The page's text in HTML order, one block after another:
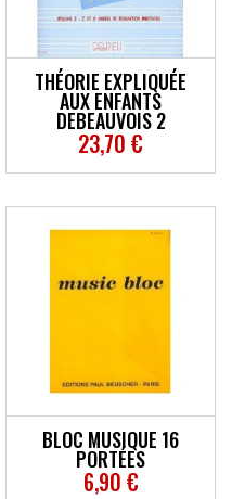
THÉORIE EXPLIQUÉE
AUX ENFANTS
DEBEAUVOIS 2
23,70 €
BLOC MUSIQUE 16
PORTÉES
6,90 €